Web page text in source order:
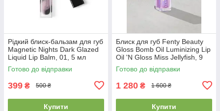
Рідкий блиск-бальзам для губ
Magnetic Nights Dark Glazed
Liquid Lip Balm, 01, 5 мл
Готово до відправки
399 ₴ 500 ₴
Купити
Блиск для губ Fenty Beauty
Gloss Bomb Oil Luminizing Lip
Oil 'N Gloss Miss Jellyfish, 9
мл
Готово до відправки
1 280 ₴ 1 600 ₴
Купити